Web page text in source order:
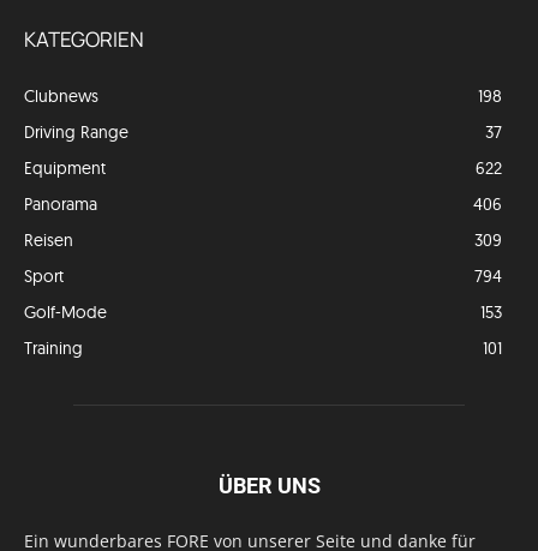
KATEGORIEN
Clubnews
198
Driving Range
37
Equipment
622
Panorama
406
Reisen
309
Sport
794
Golf-Mode
153
Training
101
ÜBER UNS
Ein wunderbares FORE von unserer Seite und danke für